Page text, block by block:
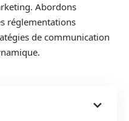
Abordons
réglementations
de communication